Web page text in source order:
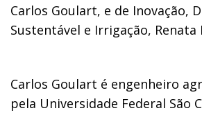
Carlos Goulart, e de Inovação,
Sustentável e Irrigação, Renata
Carlos Goulart é engenheiro
pela Universidade Federal São